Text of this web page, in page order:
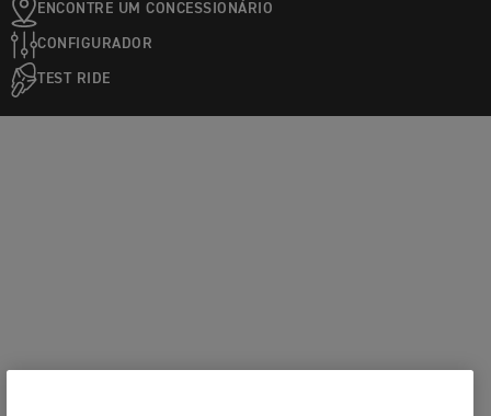
ENCONTRE UM CONCESSIONÁRIO
CONFIGURADOR
TEST RIDE